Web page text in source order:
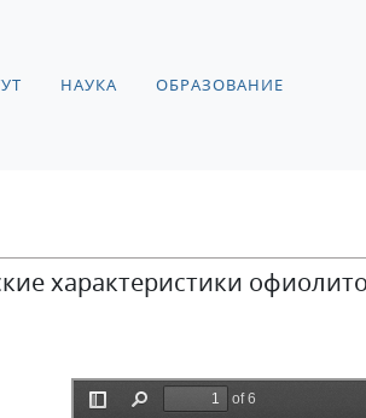
НАУКА ОБРАЗОВАНИЕ
характеристики